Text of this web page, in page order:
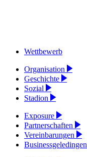
Wettbewerb
Organisation
Geschichte
Sozial
Stadion
Exposure
Partnerschaften
Vereinbarungen
Businessgeledingen